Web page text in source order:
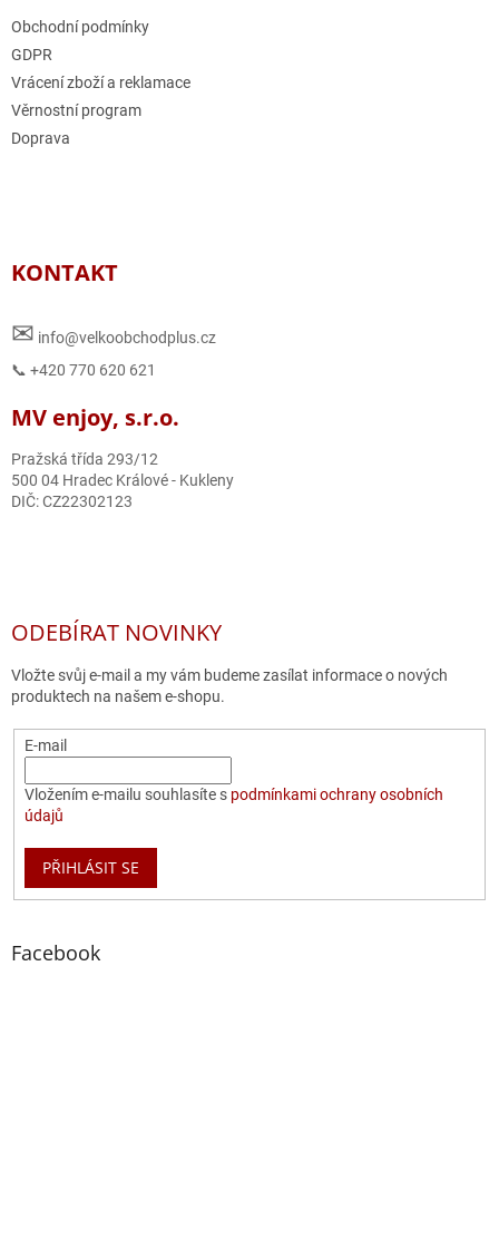
Obchodní podmínky
GDPR
Vrácení zboží a reklamace
Věrnostní program
Doprava
KONTAKT
✉ info@velkoobchodplus.cz
📞 +420 770 620 621
MV enjoy, s.r.o.
Pražská třída 293/12
500 04 Hradec Králové - Kukleny
DIČ: CZ22302123
ODEBÍRAT NOVINKY
Vložte svůj e-mail a my vám budeme zasílat informace o nových
produktech na našem e-shopu.
E-mail
Vložením e-mailu souhlasíte s podmínkami ochrany osobních
údajů
PŘIHLÁSIT SE
Facebook